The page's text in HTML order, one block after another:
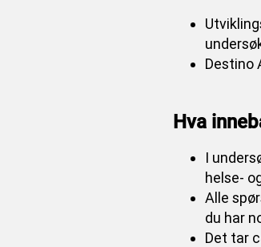
Destino
Hva
I
helse-
Alle
du har
Det tar